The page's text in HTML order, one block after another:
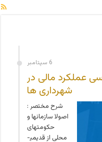
6 سپتامبر
عملکرد مالی در
شهرداری ها
شرح مختصر :
اصولا سازمان­ها و
حکومت­های
محلی از قدیمی­